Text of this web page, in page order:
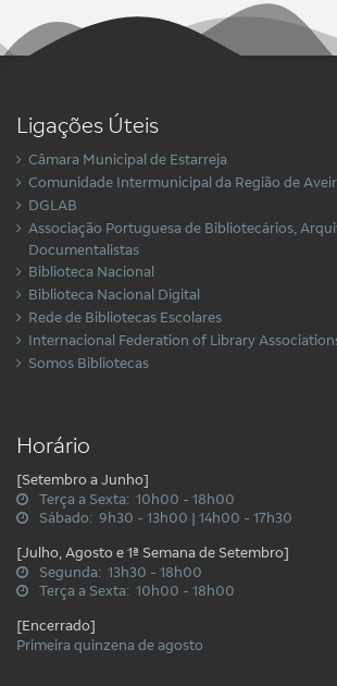
Ligações Úteis
Câmara Municipal de Estarreja
Comunidade Intermunicipal da Região de
DGLAB
Associação Portuguesa de Bibliotecários,
Documentalistas
Biblioteca Nacional
Biblioteca Nacional Digital
Rede de Bibliotecas Escolares
Internacional Federation of Library
Somos Bibliotecas
Horário
[Setembro a Junho]
Terça a Sexta: 10h00 - 18h00
Sábado: 9h30 - 13h00 | 14h00 - 17h30
[Julho, Agosto e 1ª Semana de Setembro]
Segunda: 13h30 - 18h00
Terça a Sexta: 10h00 - 18h00
[Encerrado]
Primeira quinzena de agosto